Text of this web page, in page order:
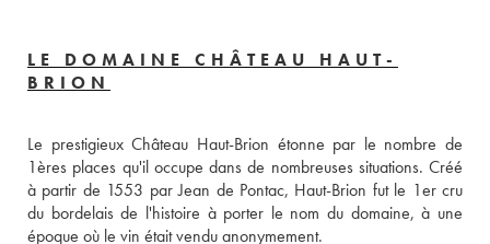
LE DOMAINE CHÂTEAU HAUT-
BRION
Le prestigieux Château Haut-Brion étonne par le nombre de
1ères places qu'il occupe dans de nombreuses situations. Créé
à partir de 1553 par Jean de Pontac, Haut-Brion fut le 1er cru
du bordelais de l'histoire à porter le nom du domaine, à une
époque où le vin était vendu anonymement.